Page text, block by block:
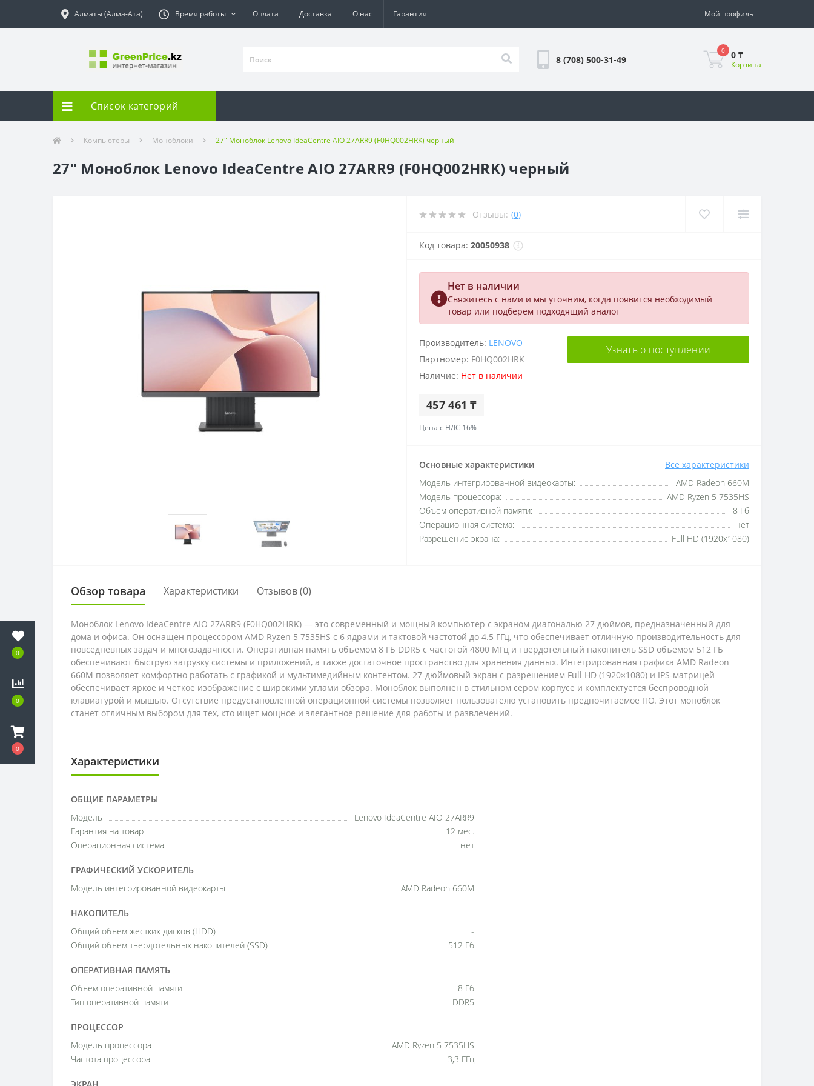
0
0
0
Алматы (Алма-Ата) Время работы Оплата Доставка О нас Гарантия Мой профиль
8 (708) 500-31-49
0 0 ₸
Корзина
Список категорий
Компьютеры Моноблоки 27" Моноблок Lenovo IdeaCentre AIO 27ARR9 (F0HQ002HRK) черный
27" Моноблок Lenovo IdeaCentre AIO 27ARR9 (F0HQ002HRK) черный
Отзывы: (0)
Код товара: 20050938
Нет в наличии
Свяжитесь с нами и мы уточним, когда появится необходимый
товар или подберем подходящий аналог
Производитель: LENOVO
Партномер: F0HQ002HRK
Наличие: Нет в наличии
457 461 ₸
Цена с НДС 16%
Узнать о поступлении
Основные характеристики Все характеристики
Модель интегрированной видеокарты:
AMD Radeon 660M
Модель процессора:
AMD Ryzen 5 7535HS
Объем оперативной памяти:
8 Гб
Операционная система:
нет
Разрешение экрана:
Full HD (1920x1080)
Обзор товара Характеристики Отзывов (0)
Моноблок Lenovo IdeaCentre AIO 27ARR9 (F0HQ002HRK) — это современный и мощный компьютер с экраном диагональю 27 дюймов, предназначенный для
дома и офиса. Он оснащен процессором AMD Ryzen 5 7535HS с 6 ядрами и тактовой частотой до 4.5 ГГц, что обеспечивает отличную производительность для
повседневных задач и многозадачности. Оперативная память объемом 8 ГБ DDR5 с частотой 4800 МГц и твердотельный накопитель SSD объемом 512 ГБ
обеспечивают быструю загрузку системы и приложений, а также достаточное пространство для хранения данных. Интегрированная графика AMD Radeon
660M позволяет комфортно работать с графикой и мультимедийным контентом. 27-дюймовый экран с разрешением Full HD (1920×1080) и IPS-матрицей
обеспечивает яркое и четкое изображение с широкими углами обзора. Моноблок выполнен в стильном сером корпусе и комплектуется беспроводной
клавиатурой и мышью. Отсутствие предустановленной операционной системы позволяет пользователю установить предпочитаемое ПО. Этот моноблок
станет отличным выбором для тех, кто ищет мощное и элегантное решение для работы и развлечений.​
Характеристики
ОБЩИЕ ПАРАМЕТРЫ
Модель
Lenovo IdeaCentre AIO 27ARR9
Гарантия на товар
12 мес.
Операционная система
нет
ГРАФИЧЕСКИЙ УСКОРИТЕЛЬ
Модель интегрированной видеокарты AMD Radeon 660M
НАКОПИТЕЛЬ
Общий объем жестких дисков (HDD)
-
Общий объем твердотельных накопителей (SSD)
512 Гб
ОПЕРАТИВНАЯ ПАМЯТЬ
Объем оперативной памяти
8 Гб
Тип оперативной памяти
DDR5
ПРОЦЕССОР
Модель процессора
AMD Ryzen 5 7535HS
Частота процессора
3,3 ГГц
ЭКРАН